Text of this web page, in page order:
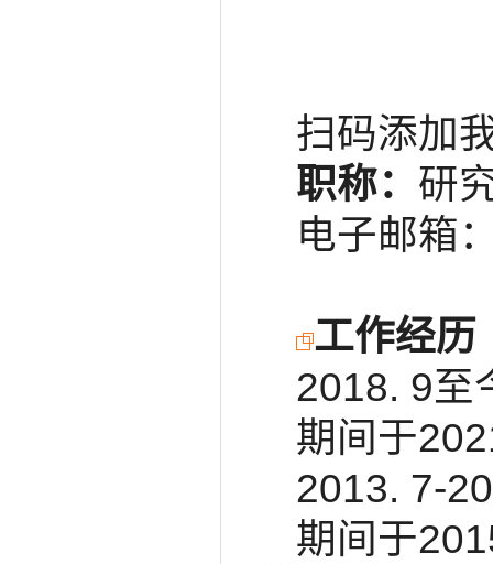
扫码添加
职称： 研
电子邮箱
工作经历
2018. 9至
期间于
2013. 7-
期间于